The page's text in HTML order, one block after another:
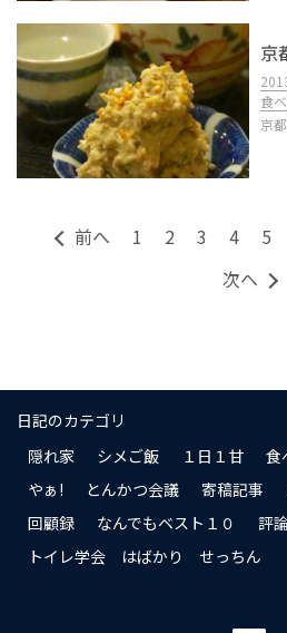
京
食
京
前へ 1 2 3 4 5
次へ
日記のカテゴリ
隠れ家
シメご飯 １日１甘 食
やぁ!
とんかつ会議 寄稿記事
回顧録
なんでもベスト１０
評論
トイレ学会 はばかり せっちん